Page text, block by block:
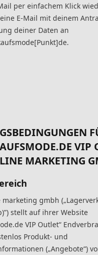
per einfachem Klick
E-Mail mit deinem
deiner Daten an
VIP
MARKETING
gmbh
stellt auf ihrer Website
VIP Outlet“
Produkt- und
(„Angebote“)